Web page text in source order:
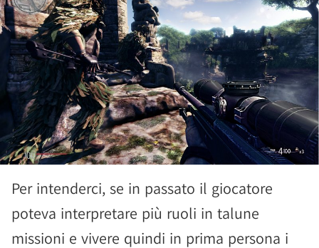
Per intenderci, se in passato il giocatore
poteva interpretare più ruoli in talune
missioni e vivere quindi in prima persona i